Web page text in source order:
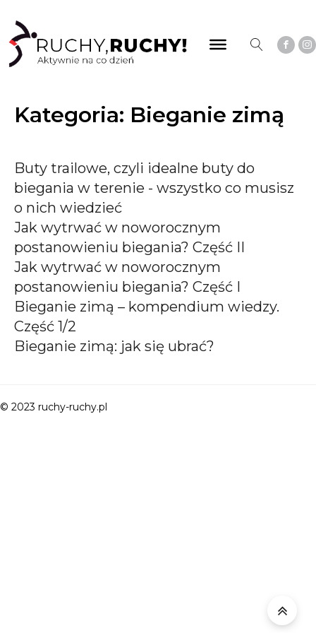
Kategoria: Bieganie zimą
Buty trailowe, czyli idealne buty do
biegania w terenie - wszystko co musisz
o nich wiedzieć
Jak wytrwać w noworocznym
postanowieniu biegania? Część II
Jak wytrwać w noworocznym
postanowieniu biegania? Część I
Bieganie zimą – kompendium wiedzy.
Część 1/2
Bieganie zimą: jak się ubrać?
© 2023 ruchy-ruchy.pl